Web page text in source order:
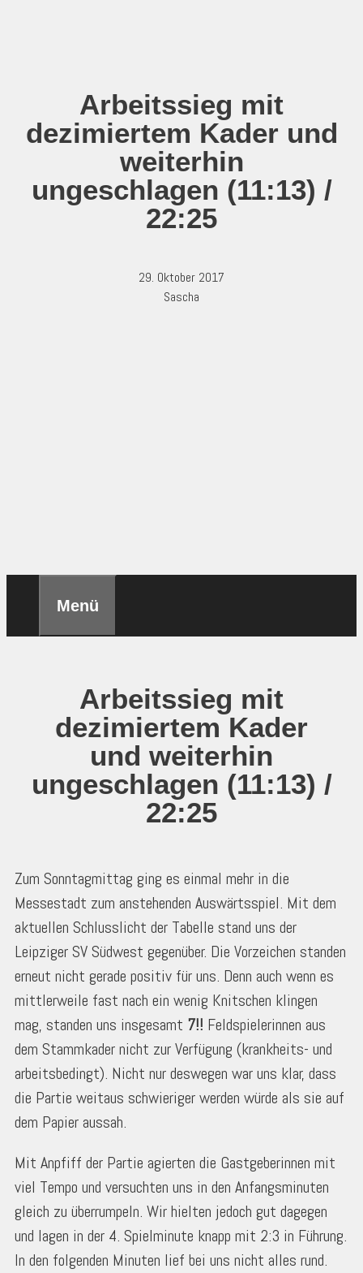
Arbeitssieg mit
dezimiertem Kader und
weiterhin
ungeschlagen (11:13) /
22:25
29. Oktober 2017
Sascha
Menü
Arbeitssieg mit
dezimiertem Kader
und weiterhin
ungeschlagen (11:13) /
22:25
Zum Sonntagmittag ging es einmal mehr in die
Messestadt zum anstehenden Auswärtsspiel. Mit dem
aktuellen Schlusslicht der Tabelle stand uns der
Leipziger SV Südwest gegenüber. Die Vorzeichen standen
erneut nicht gerade positiv für uns. Denn auch wenn es
mittlerweile fast nach ein wenig Knitschen klingen
mag, standen uns insgesamt 7!! Feldspielerinnen aus
dem Stammkader nicht zur Verfügung (krankheits- und
arbeitsbedingt). Nicht nur deswegen war uns klar, dass
die Partie weitaus schwieriger werden würde als sie auf
dem Papier aussah.
Mit Anpfiff der Partie agierten die Gastgeberinnen mit
viel Tempo und versuchten uns in den Anfangsminuten
gleich zu überrumpeln. Wir hielten jedoch gut dagegen
und lagen in der 4. Spielminute knapp mit 2:3 in Führung.
In den folgenden Minuten lief bei uns nicht alles rund.